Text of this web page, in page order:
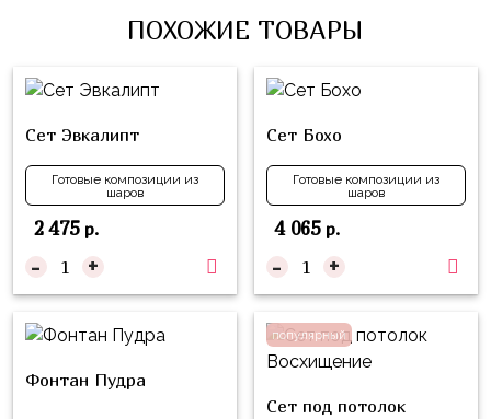
ПОХОЖИЕ ТОВАРЫ
Сет Эвкалипт
Готовые композиции из
шаров
2 475р.
- +
Сет Бохо
Готовые композиции из
шаров
4 065р.
- +
Фонтан Пудра
популярный
Сет под потолок
Фольгированные
рисунком
Фольгированные
фигуры
Готовые
композиции
Цифры
с
Малышарики
Холодное
Мой
Маленький
Губка
Боб